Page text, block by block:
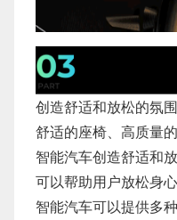
创造舒适和放松的氛围
舒适的座椅、高质量
智能汽车创造舒适和
可以帮助用户放松身
智能汽车可以提供多